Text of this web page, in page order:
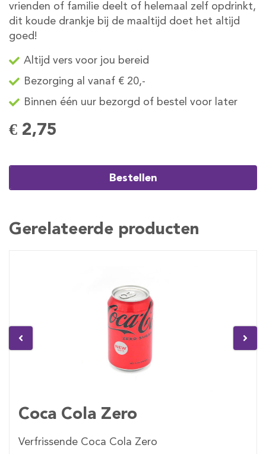
vrienden of familie deelt of helemaal zelf opdrinkt,
dit koude drankje bij de maaltijd doet het altijd
goed!
Altijd vers voor jou bereid
Bezorging al vanaf € 20,-
Binnen één uur bezorgd of bestel voor later
€ 2,75
Bestellen
Gerelateerde producten
Coca Cola Zero
Verfrissende Coca Cola Zero